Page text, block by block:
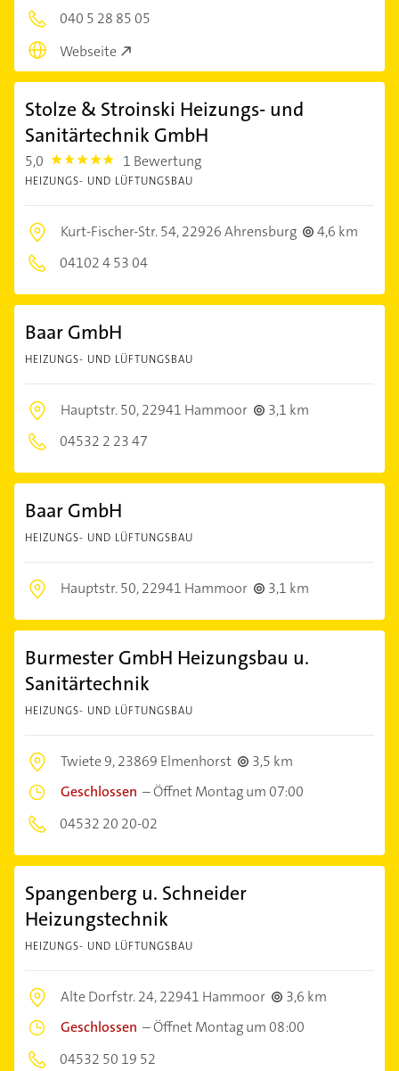
040 5 28 85 05
Webseite
Stolze & Stroinski Heizungs- und
Sanitärtechnik GmbH
5,0 5.0 1 Bewertung
HEIZUNGS- UND LÜFTUNGSBAU
Kurt-Fischer-Str. 54,22926 Ahrensburg
4,6 km
04102 4 53 04
Baar GmbH
HEIZUNGS- UND LÜFTUNGSBAU
Hauptstr. 50,22941 Hammoor
3,1 km
04532 2 23 47
Baar GmbH
HEIZUNGS- UND LÜFTUNGSBAU
Hauptstr. 50,22941 Hammoor 3,1 km
Burmester GmbH Heizungsbau u.
Sanitärtechnik
HEIZUNGS- UND LÜFTUNGSBAU
Twiete 9,23869 Elmenhorst
3,5 km
Geschlossen –Öffnet Montag um 07:00
04532 20 20-02
Spangenberg u. Schneider
Heizungstechnik
HEIZUNGS- UND LÜFTUNGSBAU
Alte Dorfstr. 24,22941 Hammoor
3,6 km
Geschlossen –Öffnet Montag um 08:00
04532 50 19 52